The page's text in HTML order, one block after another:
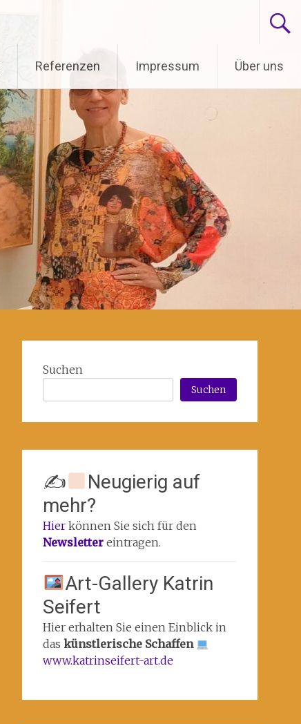
Referenzen Impressum Über uns
Suchen
Suchen
✍
Neugierig auf
mehr?
Hierkönnen Sie sich für den
Newsletter eintragen.
Art-Gallery Katrin
Seifert
Hier erhalten Sie einen Einblick in
das künstlerische Schaffen
www.katrinseifert-art.de